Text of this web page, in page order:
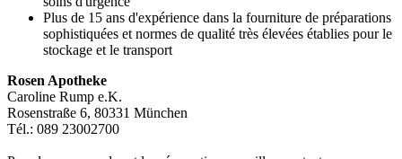
Plus de 15 ans d'expérience dans la fourniture de préparations
sophistiquées et normes de qualité très élevées établies pour le
stockage et le transport
Rosen Apotheke
Caroline Rump e.K.
Rosenstraße 6, 80331 München
Tél.: 089 23002700